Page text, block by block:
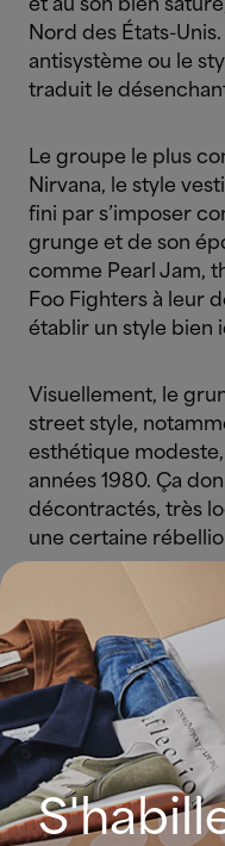
et au son bien
Nord des États-
antisystème ou le
traduit le
Le groupe le plus
Nirvana, le style
fini par s’imposer
grunge et de son
comme Pearl Jam,
Foo Fighters à leur
établir un style bien
Visuellement, le
street style,
esthétique
années 1980. Ça
décontractés, très
une certaine